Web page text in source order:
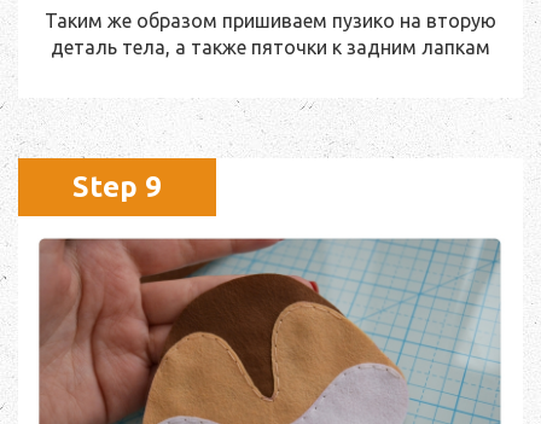
Таким же образом пришиваем пузико на вторую
деталь тела, а также пяточки к задним лапкам
Step 9